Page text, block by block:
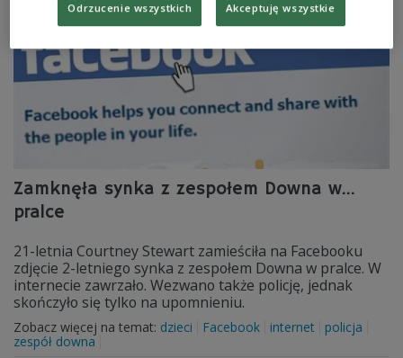
Zamknęła synka z zespołem Downa w...
pralce
21-letnia Courtney Stewart zamieściła na Facebooku
zdjęcie 2-letniego synka z zespołem Downa w pralce. W
internecie zawrzało. Wezwano także policję, jednak
skończyło się tylko na upomnieniu.
Zobacz więcej na temat: dzieci Facebook internet
policja
zespół downa
Odrzucenie wszystkich Akceptuję wszystkie